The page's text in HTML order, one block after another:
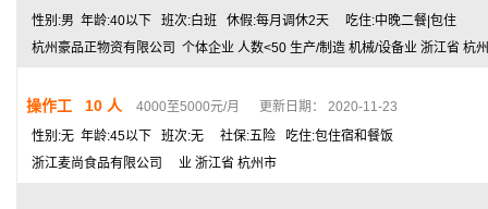
性别:男 年龄:40以下 班次:白班 休假:每月调休2天 吃住:中晚二餐|包住
杭州豪品正物资有限公司 个体企业 人数<50 生产/制造 机械/设备业 浙江省 杭
操作工 10 人
4000至5000元/月 更新日期： 2020-11-23
性别:无 年龄:45以下 班次:无 社保:五险 吃住:包住宿和餐饭
浙江麦尚食品有限公司 业 浙江省 杭州市